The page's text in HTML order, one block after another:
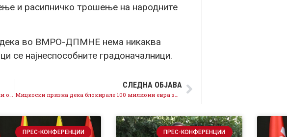
и расипничко трошење на народните
дека во ВМРО-ДПМНЕ нема никаква
се најнеспособните градоначалници.
Мицкоски блокираше 100 милиони евра, Ковачевски обезбеди 80 милиони помош од ЕУ, ете ја разликата
СЛЕДНА ОБЈАВА
Мицкоски призна дека блокирале 100 милиони евра за енергетската криза
ПРЕС-КОНФЕРЕНЦИИ ПРЕС-КОНФЕРЕНЦИИ